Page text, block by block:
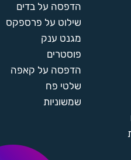
הדפסה על בדים
שילוט על פרספקס
מגנט ענק
פוסטרים
הדפסה על קאפה
שלטי פח
שמשוניות